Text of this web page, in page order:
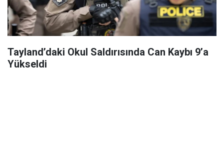
Tayland’daki Okul Saldırısında Can Kaybı 9’a
Yükseldi